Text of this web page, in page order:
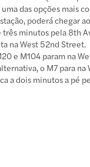
das opções mais
poderá chegar
três minutos pela 8th
na West 52nd Street.
e M104 param na
o M7 para
a dois minutos a pé